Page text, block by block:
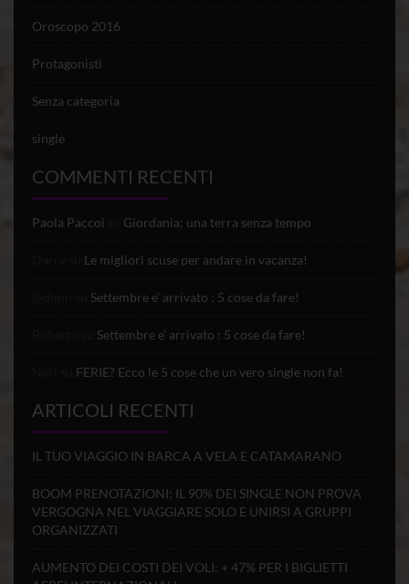
Oroscopo 2016
Protagonisti
Senza categoria
single
COMMENTI RECENTI
Paola Paccoi Giordania: una terra senza tempo
Le migliori scuse per andare in vacanza!
Settembre e’ arrivato : 5 cose da fare!
Settembre e’ arrivato : 5 cose da fare!
FERIE? Ecco le 5 cose che un vero single non fa!
ARTICOLI RECENTI
IL TUO VIAGGIO IN BARCA A VELA E CATAMARANO
BOOM PRENOTAZIONI: IL 90% DEI SINGLE NON PROVA
VERGOGNA NEL VIAGGIARE SOLO E UNIRSI A GRUPPI
ORGANIZZATI
AUMENTO DEI COSTI DEI VOLI: + 47% PER I BIGLIETTI